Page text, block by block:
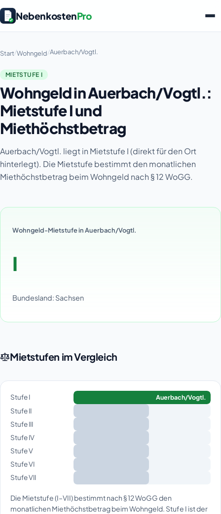
NebenkostenPro
Start/Wohngeld/Auerbach/Vogtl.
MIETSTUFE I
Wohngeld in Auerbach/Vogtl.:
Mietstufe I und
Miethöchstbetrag
Auerbach/Vogtl. liegt in Mietstufe I (direkt für den Ort
hinterlegt). Die Mietstufe bestimmt den monatlichen
Miethöchstbetrag beim Wohngeld nach § 12 WoGG.
Wohngeld-Mietstufe in Auerbach/Vogtl.
I
Bundesland: Sachsen
Mietstufen im Vergleich
Stufe I Auerbach/Vogtl.
Stufe II
Stufe III
Stufe IV
Stufe V
Stufe VI
Stufe VII
Die Mietstufe (I–VII) bestimmt nach § 12 WoGG den
monatlichen Miethöchstbetrag beim Wohngeld. Stufe I ist der